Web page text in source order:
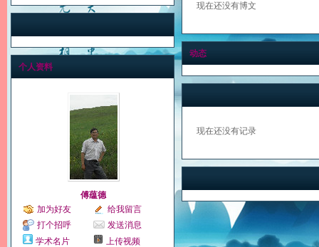
个人资料
傅蕴德
加为好友
给我留言
打个招呼
发送消息
学术名片
上传视频
现在还没有博文
动态
现在还没有记录